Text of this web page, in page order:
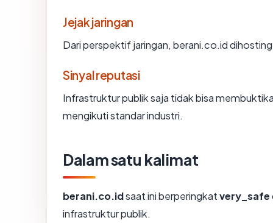
Jejak jaringan
Dari perspektif jaringan, berani.co.id
Sinyal reputasi
Infrastruktur publik saja tidak bisa
mengikuti standar industri.
Dalam satu kalimat
berani.co.idsaat ini berperingkatvery_safe
infrastruktur publik.